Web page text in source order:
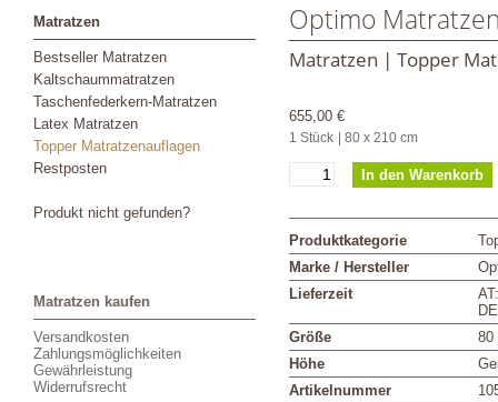
Matratzen
Bestseller Matratzen
Kaltschaummatratzen
Taschenfederkern-Matratzen
Latex Matratzen
Topper Matratzenauflagen
Restposten
Produkt nicht gefunden?
Matratzen kaufen
Versandkosten
Zahlungsmöglichkeiten
Gewährleistung
Widerrufsrecht
Optimo
Matratzen | Topper
655,00 €
1 Stück | 80 x 210 cm
Produktkategorie
Marke / Hersteller
Lieferzeit
Größe
80
Höhe
Artikelnummer